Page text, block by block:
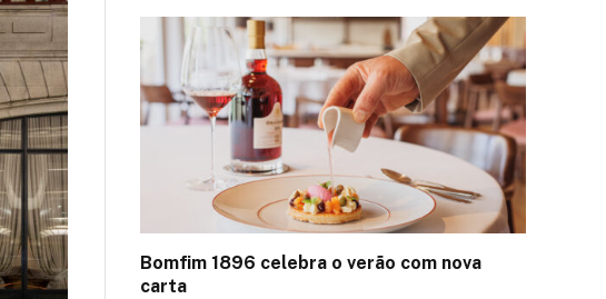
Bomfim 1896 celebra o verão com nova
carta